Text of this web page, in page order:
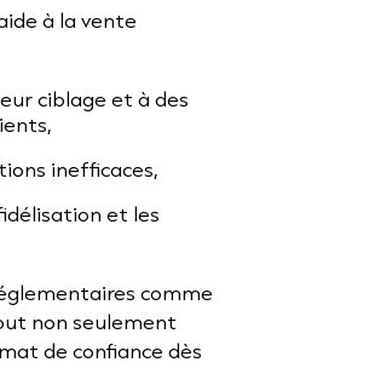
à la vente
ciblage et à des
inefficaces,
et les
comme
non seulement
de confiance dès